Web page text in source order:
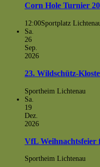
Corn Hole Turnier
12:00Sportplatz
Sa.
26
Sep.
2026
23. Wildschütz-
Sportheim Lichtenau
Sa.
19
Dez.
2026
VfL Weihnachtsfeier
Sportheim Lichtenau